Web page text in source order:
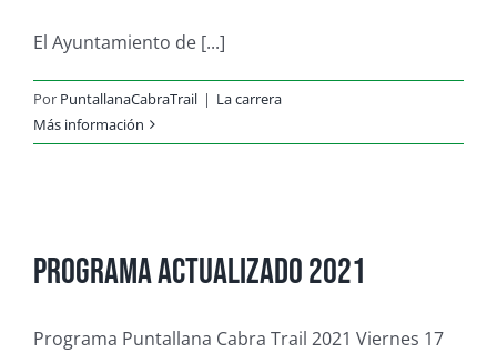
El Ayuntamiento de [...]
Por PuntallanaCabraTrail | La carrera
Más información
Programa actualizado 2021
Programa Puntallana Cabra Trail 2021 Viernes 17